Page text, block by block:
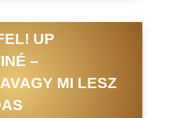
UP
–
MI LESZ